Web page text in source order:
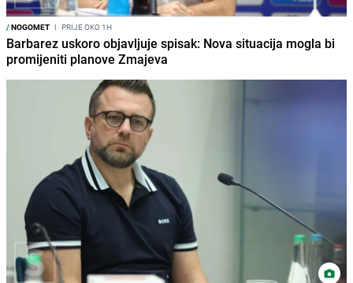
/NOGOMET I PRIJE OKO 1H
Barbarez uskoro objavljuje spisak: Nova situacija mogla bi
promijeniti planove Zmajeva